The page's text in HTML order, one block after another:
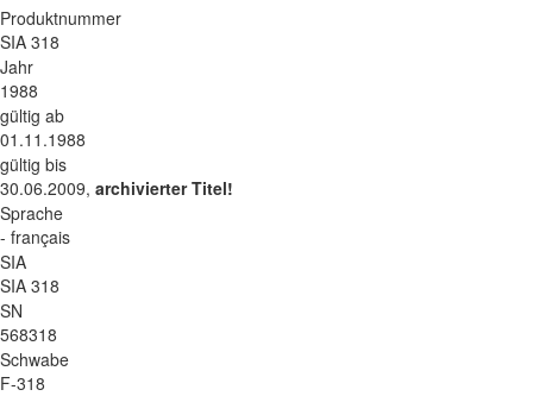
Produktnummer
SIA 318
Jahr
1988
gültig ab
01.11.1988
gültig bis
30.06.2009, archivierter Titel!
Sprache
- français
SIA
SIA 318
SN
568318
Schwabe
F-318